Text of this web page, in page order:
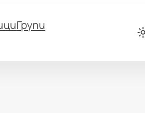
Групи